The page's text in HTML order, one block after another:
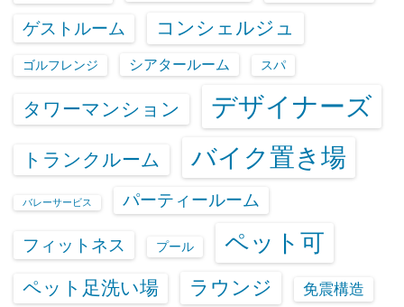
ゲストルーム コンシェルジュ
ゴルフレンジ シアタールーム スパ
タワーマンション デザイナーズ
トランクルーム バイク置き場
バレーサービス パーティールーム
フィットネス プール ペット可
ペット足洗い場 ラウンジ 免震構造